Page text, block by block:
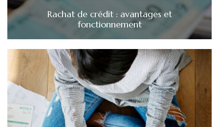
Rachat de crédit : avantages et
fonctionnement